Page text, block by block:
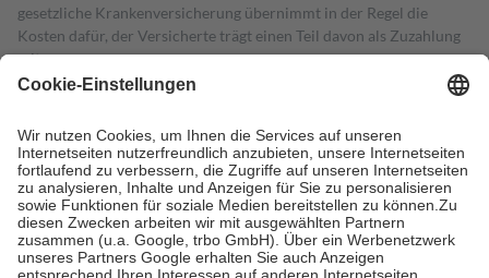
gesetzliche Krankenversicherung übernimmt in der Regel die
Kosten dafür, der Versicherte trägt einen Teil davon als Zuzahlung
mit.
Grundsätzlich leisten Mitglieder Zuzahlungen in Höhe von zehn
höchstens zehn Euro.
Es sind jedoch nie mehr als die tatsächlichen
Kosten der Leistung zu entrichten.
Diese Regeln gelten grundsätzlich auch für Online-Apotheken.
Bei Heilmitteln und häuslicher Krankenpflege beträgt die
Zuzahlung zehn Prozent der Kosten sowie zehn Euro je
Verordnung.
Um das Engagement der Versicherten für ihre eigene Gesundheit zu